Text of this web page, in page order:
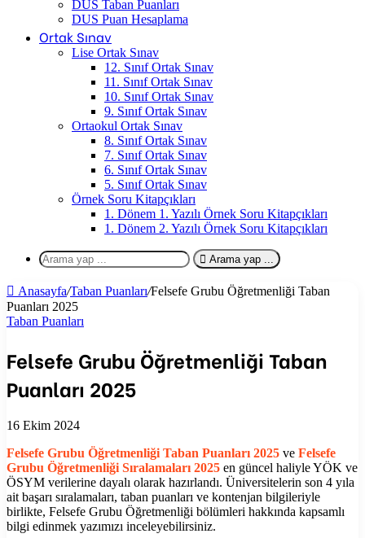
DUS Taban Puanları
DUS Puan Hesaplama
Ortak Sınav
Lise Ortak Sınav
12. Sınıf Ortak Sınav
11. Sınıf Ortak Sınav
10. Sınıf Ortak Sınav
9. Sınıf Ortak Sınav
Ortaokul Ortak Sınav
8. Sınıf Ortak Sınav
7. Sınıf Ortak Sınav
6. Sınıf Ortak Sınav
5. Sınıf Ortak Sınav
Örnek Soru Kitapçıkları
1. Dönem 1. Yazılı Örnek Soru Kitapçıkları
1. Dönem 2. Yazılı Örnek Soru Kitapçıkları
Arama yap ...
Anasayfa/Taban Puanları/Felsefe Grubu Öğretmenliği Taban
Puanları 2025
Taban Puanları
Felsefe Grubu Öğretmenliği Taban
Puanları 2025
16 Ekim 2024
Felsefe Grubu Öğretmenliği Taban Puanları 2025 ve Felsefe
Grubu Öğretmenliği Sıralamaları 2025 en güncel haliyle YÖK ve
ÖSYM verilerine dayalı olarak hazırlandı. Üniversitelerin son 4 yıla
ait başarı sıralamaları, taban puanları ve kontenjan bilgileriyle
birlikte, Felsefe Grubu Öğretmenliği bölümleri hakkında kapsamlı
bilgi edinmek yazımızı inceleyebilirsiniz.